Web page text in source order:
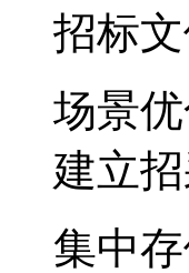
招标
场景
建立
集中